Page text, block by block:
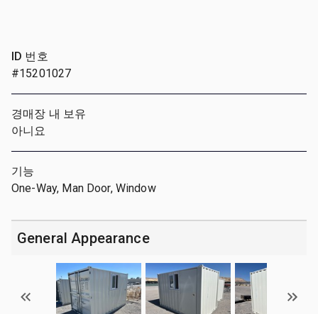
ID 번호
#15201027
경매장 내 보유
아니요
기능
One-Way, Man Door, Window
General Appearance